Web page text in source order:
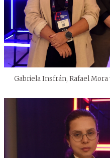
Gabriela Insfrán, Rafael Mora